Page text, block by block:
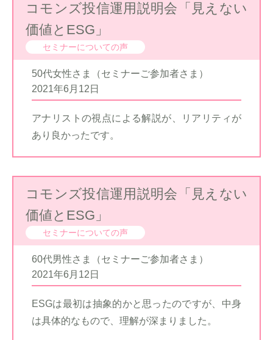
コモンズ投信運用説明会「見えない
価値とESG」
セミナーについての声
50代女性さま（セミナーご参加者さま）
2021年6月12日
アナリストの視点による解説が、リアリティが
あり良かったです。
コモンズ投信運用説明会「見えない
価値とESG」
セミナーについての声
60代男性さま（セミナーご参加者さま）
2021年6月12日
ESGは最初は抽象的かと思ったのですが、中身
は具体的なもので、理解が深まりました。